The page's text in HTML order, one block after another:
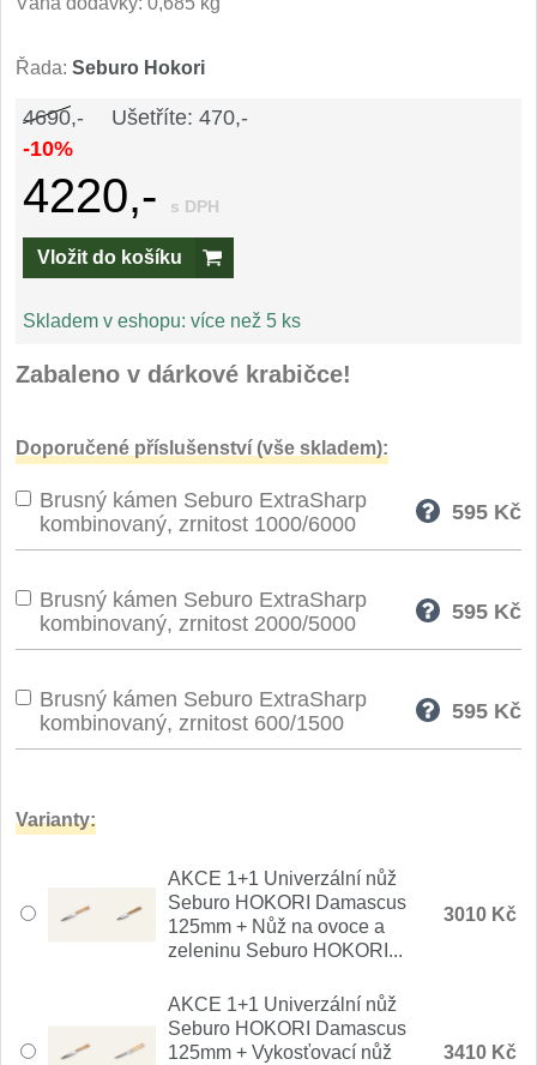
Záchranářské
Ostření nožů
Ostřiče nožů
Brusné kameny 3
Doplňky a díly 4
Nože SEBURO
Sady nožů SEBURO 6
Nože Seburo SUBAJA 92
Nože Seburo HOGANI
Nože Tojiro Shippu 2
Nože Samura
Řada: Seburo Hokori
4690,- Ušetříte: 470,-
-10%
4220,- s DPH
Vložit do košíku
Skladem v eshopu: více než 5 ks
Zabaleno v dárkové krabičce!
Doporučené příslušenství (vše skladem):
Brusný kámen Seburo ExtraSharp
kombinovaný, zrnitost 1000/6000
595 Kč
Brusný kámen Seburo ExtraSharp
kombinovaný, zrnitost 2000/5000
595 Kč
Brusný kámen Seburo ExtraSharp
kombinovaný, zrnitost 600/1500
595 Kč
Varianty:
AKCE 1+1 Univerzální nůž
Seburo HOKORI Damascus
125mm + Nůž na ovoce a
zeleninu Seburo HOKORI...
3010 Kč
AKCE 1+1 Univerzální nůž
Seburo HOKORI Damascus
125mm + Vykosťovací nůž
3410 Kč